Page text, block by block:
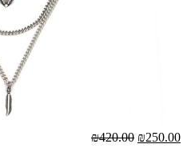
₪250.00
₪420.00